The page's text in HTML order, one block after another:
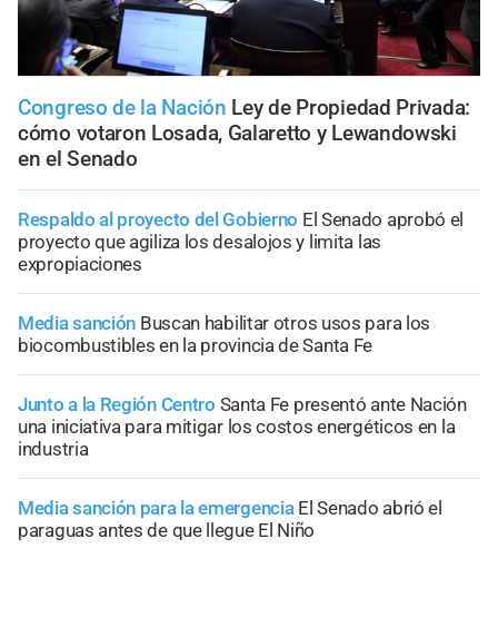
Congreso de la Nación Ley de Propiedad Privada:
cómo votaron Losada, Galaretto y Lewandowski
en el Senado
Respaldo al proyecto del Gobierno El Senado aprobó el
proyecto que agiliza los desalojos y limita las
expropiaciones
Media sanción Buscan habilitar otros usos para los
biocombustibles en la provincia de Santa Fe
Junto a la Región Centro Santa Fe presentó ante Nación
una iniciativa para mitigar los costos energéticos en la
industria
Media sanción para la emergencia El Senado abrió el
paraguas antes de que llegue El Niño